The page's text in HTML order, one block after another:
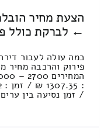
← לברקת כולל
/ זמן נסיעה בין ערים 0 דקות [...]